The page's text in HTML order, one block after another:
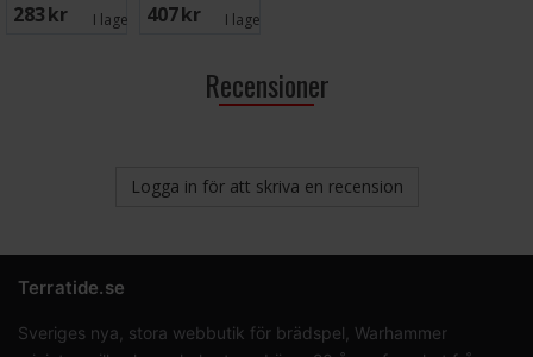
283 SEK I lager: 2
DANSK
407 SEK I lager:
Recensioner
Logga in för att skriva en recension
Terratide.se
Sveriges nya, stora webbutik för brädspel, Warhammer